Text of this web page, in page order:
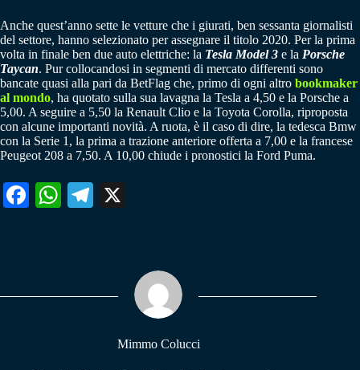
Anche quest’anno sette le vetture che i giurati, ben sessanta giornalisti
del settore, hanno selezionato per assegnare il titolo 2020. Per la prima
volta in finale ben due auto elettriche: la Tesla Model 3 e la Porsche
Taycan. Pur collocandosi in segmenti di mercato differenti sono
bancate quasi alla pari da BetFlag che, primo di ogni altro bookmaker
al mondo, ha quotato sulla sua lavagna la Tesla a 4,50 e la Porsche a
5,00. A seguire a 5,50 la Renault Clio e la Toyota Corolla, riproposta
con alcune importanti novità. A ruota, è il caso di dire, la tedesca Bmw
con la Serie 1, la prima a trazione anteriore offerta a 7,00 e la francese
Peugeot 208 a 7,50. A 10,00 chiude i pronostici la Ford Puma.
Fa W
pp
Te
m
Mimmo Colucci